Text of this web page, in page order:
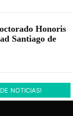
Honoris
Santiago de
NOTICIAS!